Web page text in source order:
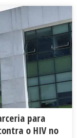
para
o HIV no